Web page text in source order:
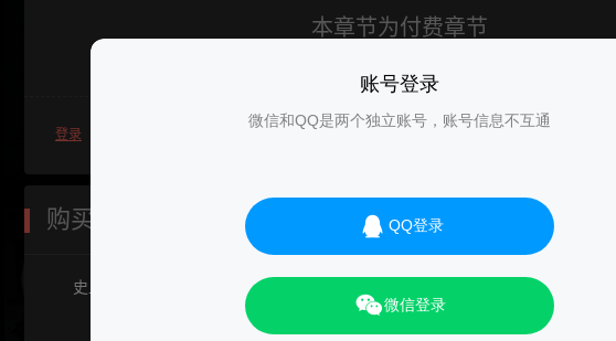
账号登录
微信和QQ是两个独立账号，账号信息不互通
QQ登录
微信登录